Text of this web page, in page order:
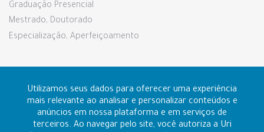
Utilizamos seus dados para oferecer uma experiência
mais relevante ao analisar e personalizar conteúdos e
anúncios em nossa plataforma e em serviços de
terceiros. Ao navegar pelo site, você autoriza a Uri
Graduação Presencial
Mestrado, Doutorado
Especialização, Aperfeiçoamento
Prouni e Fies